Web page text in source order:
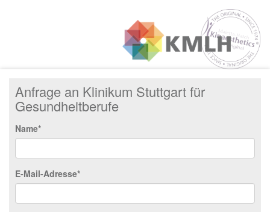
Anfrage an Klinikum Stuttgart für
Gesundheitberufe
Name*
E-Mail-Adresse*